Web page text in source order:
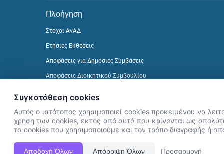
Πλοήγηση
Στόχοι ΑνΑΔ
Ετήσιες Εκθέσεις
Αποφάσεις για Δημόσιες Συμβάσεις
Αποφάσεις Διοικητικού Συμβουλίου
Συγκατάθεση cookies
Αυτός ο ιστότοπος χρησιμοποιεί cookies προκειμένου να
χρήση των cookies, εκτός από αυτά που κρίνονται ως
τα cookies που χρησιμοποιούμε και τον τρόπο διαγραφής ή
Αποδοχή Όλων Απόρριψη Όλων Προσαρμογή